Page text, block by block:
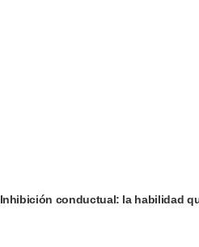
Inhibición conductual: la habilidad